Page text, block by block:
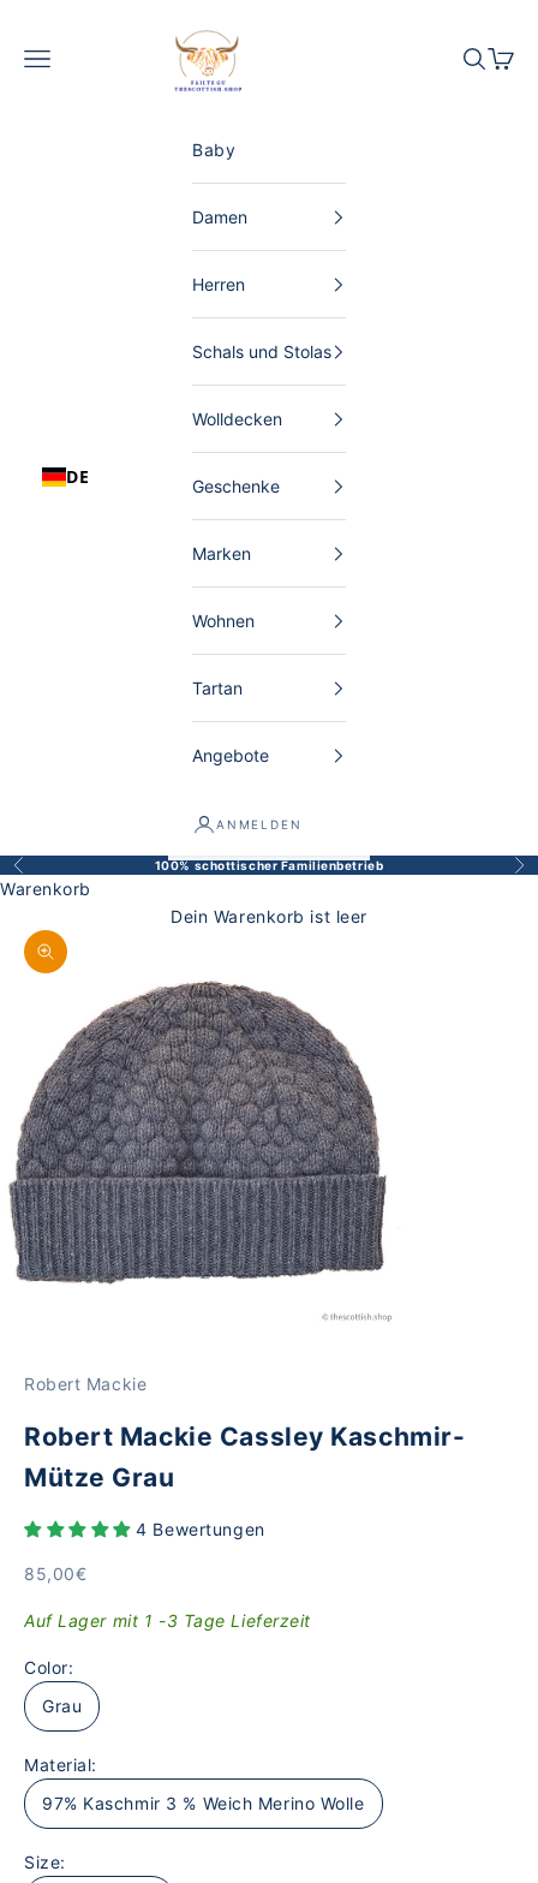
The Scottish Shop Deutschland
DE
Menü Suchen
Baby
Damen
Herren
Schals und Stolas
Wolldecken
Geschenke
Marken
Wohnen
Tartan
Angebote
ANMELDEN
Zurück 100% schottischer Familienbetrieb Vor
Warenkorb
Dein Warenkorb ist leer
Bild vergrößern
Robert Mackie
Robert Mackie Cassley Kaschmir-
Mütze Grau
4 Bewertungen
Angebot
85,00€
Auf Lager mit 1 -3 Tage Lieferzeit
Color:
Grau
Material:
97% Kaschmir 3 % Weich Merino Wolle
Size: